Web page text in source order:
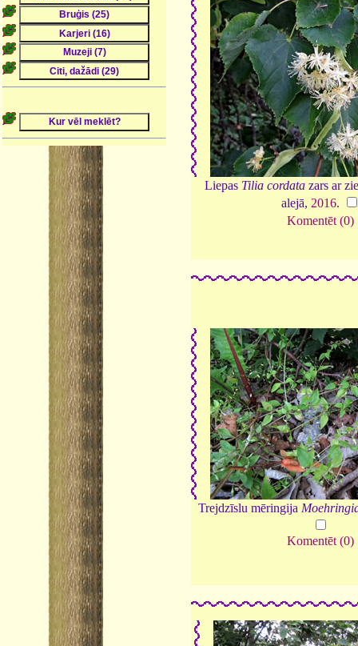
Liepas Tilia cordata zars ar
alejā, 2016.
Komentēt (0)
Trejdzīslu mēringija
Komentēt (0)